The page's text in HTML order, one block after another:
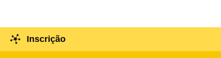
Inscrição